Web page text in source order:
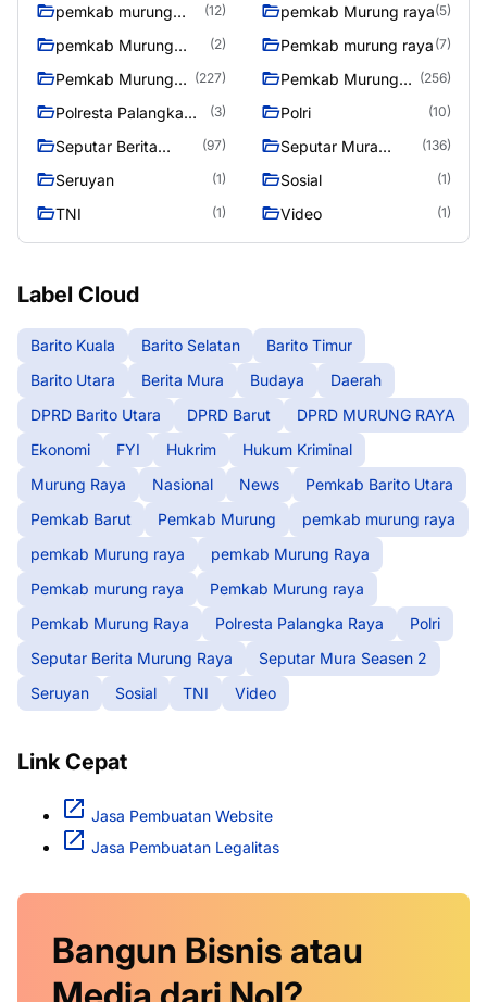
pemkab murung
(12) pemkab Murung raya(5)
pemkab Murung
(2) Pemkab murung raya (7)
Pemkab Murung
(227)
Pemkab Murung
(256)
Polresta Palangka
(3) Polri (10)
Seputar Berita
(97)
Seputar Mura
(136)
Seruyan (1) Sosial (1)
TNI (1) Video (1)
Label Cloud
Barito Kuala Barito Selatan
Barito Timur
Barito Utara
Berita Mura Budaya
Daerah
DPRD Barito Utara
DPRD Barut
DPRD MURUNG RAYA
Ekonomi
FYI Hukrim
Hukum Kriminal
Murung Raya
Nasional News
Pemkab Barito Utara
Pemkab Barut
Pemkab Murung
pemkab murung raya
pemkab Murung raya
pemkab Murung Raya
Pemkab murung raya
Pemkab Murung raya
Pemkab Murung Raya
Polresta Palangka Raya
Polri
Seputar Berita Murung Raya
Seputar Mura Seasen 2
Seruyan
Sosial TNI Video
Link Cepat
Jasa Pembuatan Website
Jasa Pembuatan Legalitas
Bangun Bisnis atau